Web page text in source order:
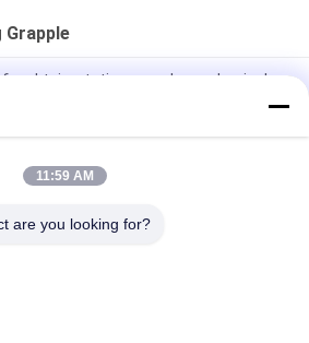
grapple mechanical
grapple for Volvo EC80 EC100
van Q345B 50t Hydraulisch
11:59 AM
are you looking for?